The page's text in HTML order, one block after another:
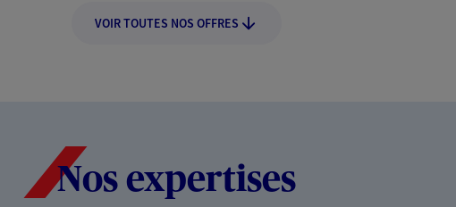
VOIR TOUTES NOS OFFRES
Nos expertises